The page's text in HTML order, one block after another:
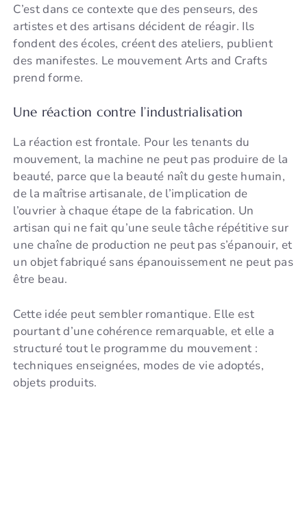
C’est dans ce contexte que des penseurs, des
artistes et des artisans décident de réagir. Ils
fondent des écoles, créent des ateliers, publient
des manifestes. Le mouvement Arts and Crafts
prend forme.
Une réaction contre l’industrialisation
La réaction est frontale. Pour les tenants du
mouvement, la machine ne peut pas produire de la
beauté, parce que la beauté naît du geste humain,
de la maîtrise artisanale, de l’implication de
l’ouvrier à chaque étape de la fabrication. Un
artisan qui ne fait qu’une seule tâche répétitive sur
une chaîne de production ne peut pas s’épanouir, et
un objet fabriqué sans épanouissement ne peut pas
être beau.
Cette idée peut sembler romantique. Elle est
pourtant d’une cohérence remarquable, et elle a
structuré tout le programme du mouvement :
techniques enseignées, modes de vie adoptés,
objets produits.